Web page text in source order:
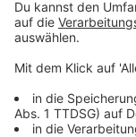
So berichtet die
28 Tonnen Müll
Unsere